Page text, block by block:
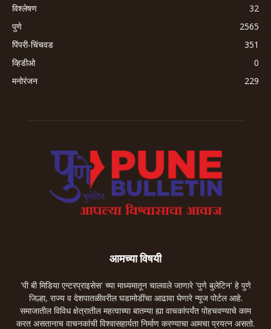
विश्लेषण
32
पुणे
2565
पिंपरी-चिंचवड
351
व्हिडीओ
0
मनोरंजन
229
आमच्या विषयी
'पी बी मिडिया एन्टरप्राइसेस' च्या माध्यमातून चालवले जाणारे 'पुणे बुलेटिन' हे पुणे
जिल्हा, राज्य व देशपातळीवरील घडामोडींचा आढावा घेणारे न्यूज पोर्टल आहे.
समाजातील विविध क्षेत्रातील महत्वाच्या बातम्या ह्या वाचकांपर्यंत पोहचवण्याचे काम
करत असतानाच वाचनकांची विश्वासहार्यता निर्माण करण्याचा आमचा प्रयत्न असतो.